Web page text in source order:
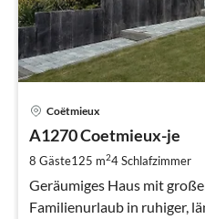
Coëtmieux
A1270 Coetmieux-je
8 Gäste125 m24Schlafzimmer
Geräumiges Haus mit
Familienurlaub in ruhiger,